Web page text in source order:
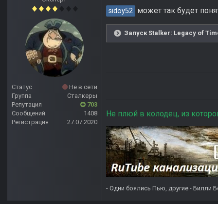
Статус
Не в сети
Группа
Сталкеры
Репутация
703
Сообщений
1408
Регистрация
27.07.2020
sidoy52 может так будет
Запуск Stalker: Legacy of
Не плюй в колодец, из
- Одни боялись Пью, другие - Билли